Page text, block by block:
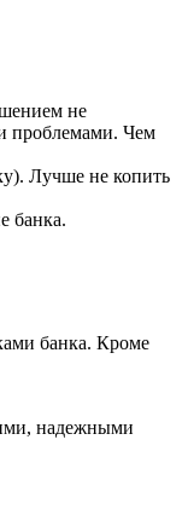
не
проблемами. Чем
Лучше не копить
банка.
банка. Кроме
надежными